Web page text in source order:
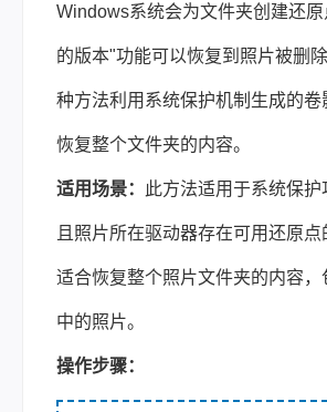
Windows系统会为文件夹创建还
的版本"功能可以恢复到照片被删
种方法利用系统保护机制生成的卷
恢复整个文件夹的内容。
适用场景： 此方法适用于系统保护
且照片所在驱动器存在可用还原点
适合恢复整个照片文件夹的内容，
中的照片。
操作步骤：